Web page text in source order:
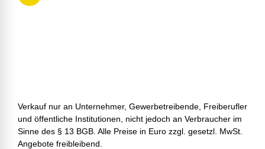
Verkauf nur an Unternehmer, Gewerbetreibende, Freiberufler
und öffentliche Institutionen, nicht jedoch an Verbraucher im
Sinne des § 13 BGB. Alle Preise in Euro zzgl. gesetzl. MwSt.
Angebote freibleibend.